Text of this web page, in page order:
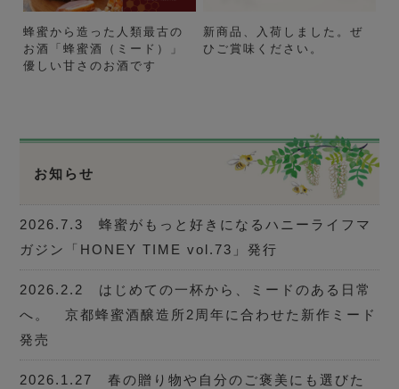
蜂蜜から造った人類最古の
お酒「蜂蜜酒（ミード）」
優しい甘さのお酒です
新商品、入荷しました。ぜ
ひご賞味ください。
お知らせ
2026.7.3 蜂蜜がもっと好きになるハニーライフマ
ガジン「HONEY TIME vol.73」発行
2026.2.2 はじめての一杯から、ミードのある日常
へ。 京都蜂蜜酒醸造所2周年に合わせた新作ミード
発売
2026.1.27 春の贈り物や自分のご褒美にも選びた